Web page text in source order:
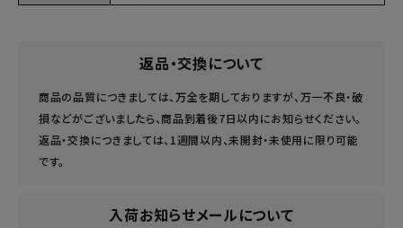
返品・交換について
商品の品質につきましては、万全を期しておりますが、万一不良・破
損などがございましたら、商品到着後7日以内にお知らせください。
返品・交換につきましては、1週間以内、未開封・未使用に限り可能
です。
入荷お知らせメールについて